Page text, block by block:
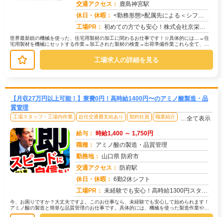
交通アクセス： 鹿島神宮駅
休日・休暇： <勤務形態>配属先による＜シフト＞5勤2休＜休日＞工場カレンダーによる
工場PR： 初めての方でも安心！株式会社京栄センターで新しい一歩を踏み出してみませんか？☆最短即日面接・採用・赴任・入寮OK！...
世界最新鋭の機械を使った、住宅用製材の加工に関わるお仕事です！☆具体的には…→住
宅用製材を機械にセットする作業→加工された製材の検査→出荷準備作業これら全て、丁
寧な指導があるので安心です！未経験...
工場求人の詳細を見る
【月収27万円以上可能！】寮費0円！高時給1400円〜のアミノ酸製造・品
質管理
工場スタッフ・工場内作業 赴任交通費支給あり 契約社員 職業紹介 …全て表示
給与： 時給1,400 ～ 1,750円
職種： アミノ酸の製造・品質管理
勤務地： 山口県 防府市
交通アクセス： 防府駅
休日・休暇： 6勤2休シフト
工場PR： 未経験でも安心！高時給1300円スタートのチャンス！→兵庫県で新生活を始められる寮付き！ ワンルームでテレビ、冷...
今、お困りですか？大丈夫ですよ。このお仕事なら、未経験でも安心して始められます！
アミノ酸の製造と簡単な品質管理のお仕事です。具体的には、機械を使った製造作業や、
製品のチェックなど。難しい作業はあ...